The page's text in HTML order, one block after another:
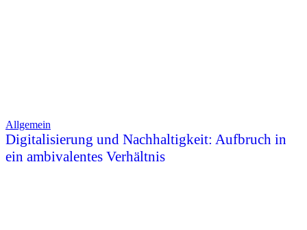
Allgemein
Digitalisierung und Nachhaltigkeit: Aufbruch in
ein ambivalentes Verhältnis